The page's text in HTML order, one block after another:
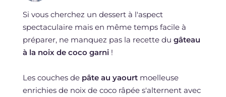
Si vous cherchez un dessert à l'aspect
spectaculaire mais en même temps facile à
préparer, ne manquez pas la recette du gâteau
à la noix de coco garni!
Les couches de pâte au yaourtmoelleuse
enrichies de noix de coco râpée s'alternent avec